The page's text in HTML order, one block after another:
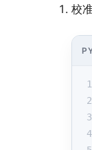
校
1
2
3
4